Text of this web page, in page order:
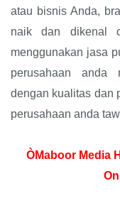
atau bisnis Anda,
naik dan dikenal
menggunakan jasa
perusahaan anda
dengan kualitas dan
perusahaan anda
ÒMaboor Media